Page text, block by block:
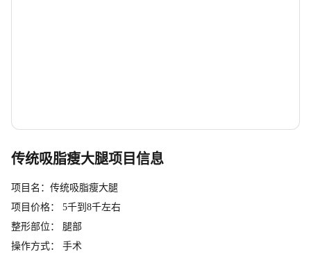
传统吸脂瘦大腿项目信息
项目名：传统吸脂瘦大腿
项目价格： 5千到8千左右
整形部位： 腿部
操作方式： 手术